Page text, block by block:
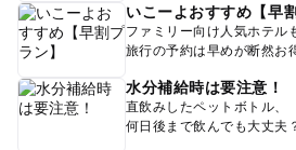
いこーよおすすめ【早
ファミリー向け人気ホテル
旅行の予約は早めが断然お
水分補給時は要注意！
直飲みしたペットボトル、
何日後まで飲んでも大丈夫